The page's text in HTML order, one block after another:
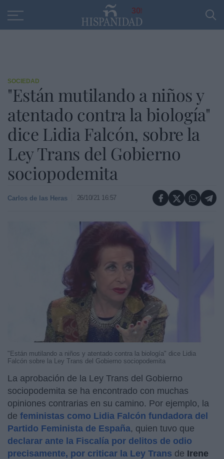
30
SOCIEDAD
"Están mutilando a niños y
atentado contra la biología"
dice Lidia Falcón, sobre la
Ley Trans del Gobierno
sociopodemita
Carlos de las Heras 26/10/21 16:57
"Están mutilando a niños y atentado contra la biología" dice Lidia
Falcón sobre la Ley Trans del Gobierno sociopodemita
La aprobación de la Ley Trans del Gobierno
sociopodemita se ha encontrado con muchas
opiniones contrarias en su camino. Por ejemplo, la
de feministas como Lidia Falcón fundadora del
Partido Feminista de España, quien tuvo que
declarar ante la Fiscalía por delitos de odio
precisamente, por criticar la Ley Trans de Irene